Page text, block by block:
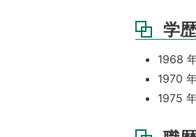
学歴
1968
1970
1975